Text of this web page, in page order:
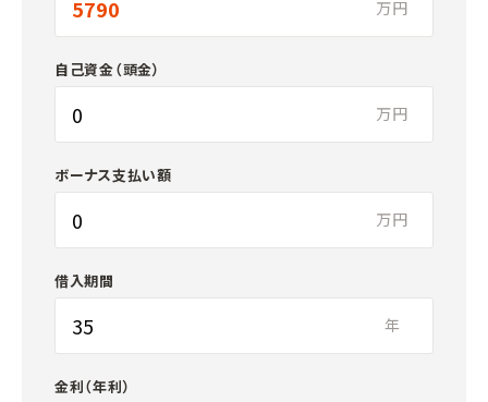
万円
自己資金（頭金）
万円
ボーナス支払い額
万円
借入期間
年
金利（年利）